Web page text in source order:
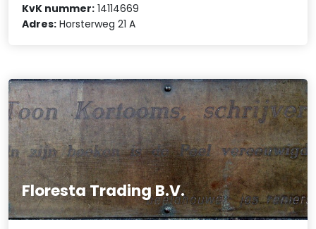
KvK nummer: 14114669
Adres: Horsterweg 21 A
Floresta Trading B.V.